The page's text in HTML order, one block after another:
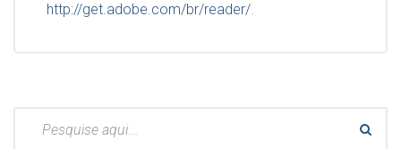
http://get.adobe.com/br/reader/.